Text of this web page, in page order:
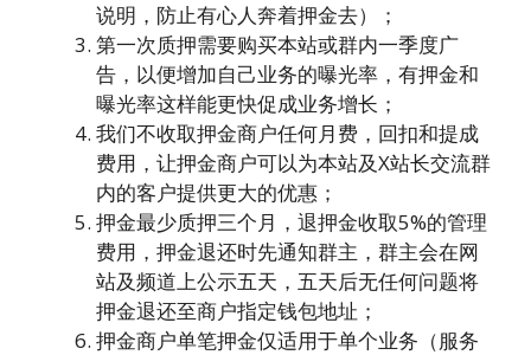
说明，防止有心人奔着押金去）；
第一次质押需要购买本站或群内一季度广
告，以便增加自己业务的曝光率，有押金和
曝光率这样能更快促成业务增长；
我们不收取押金商户任何月费，回扣和提成
费用，让押金商户可以为本站及X站长交流群
内的客户提供更大的优惠；
押金最少质押三个月，退押金收取5%的管理
费用，押金退还时先通知群主，群主会在网
站及频道上公示五天，五天后无任何问题将
押金退还至商户指定钱包地址；
押金商户单笔押金仅适用于单个业务（服务